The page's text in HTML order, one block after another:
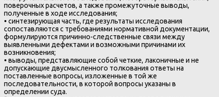
поверочных расчетов, а также промежуточные выводы,
полученные в ходе исследования;
• синтезирующая часть, где результаты исследования
сопоставляются с требованиями нормативной документации,
формулируются причинно-следственные связи между
выявленными дефектами и возможными причинами их
возникновения;
• выводы, представляющие собой четкие, лаконичные и не
допускающие двусмысленного толкования ответы на
поставленные вопросы, изложенные в той же
последовательности, в которой вопросы указаны в
определении суда.